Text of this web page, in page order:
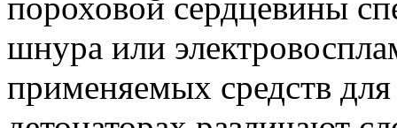
шнура или
применяемых средств